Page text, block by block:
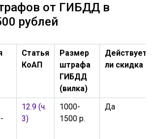
от ГИБДД в
рублей
Статья
КоАП
Размер
штрафа
ГИБДД
(вилка)
Действует
ли скидка
12.9 (ч.
3)
1000-
1500 р.
Да